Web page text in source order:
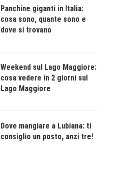
Panchine giganti in Italia:
cosa sono, quante sono e
dove si trovano
Weekend sul Lago Maggiore:
cosa vedere in 2 giorni sul
Lago Maggiore
Dove mangiare a Lubiana: ti
consiglio un posto, anzi tre!